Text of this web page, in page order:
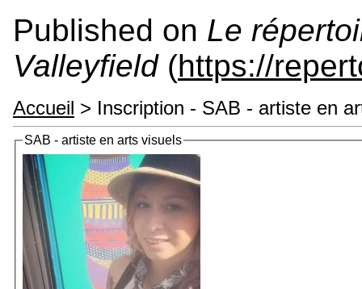
Published on Le
Valleyfield(https://
Accueil > Inscription - SAB - artiste en
SAB - artiste en arts visuels